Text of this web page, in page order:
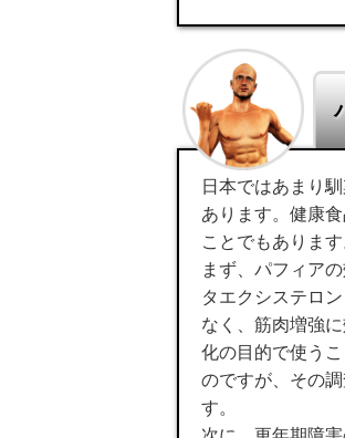
日本ではあまり
あります。健康
ことでもありま
まず、パフィア
タエクシステロ
なく、筋肉増強
化の目的で使う
のですが、その
す。